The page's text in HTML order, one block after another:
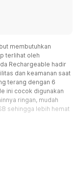
membutuhkan
terlihat oleh
Rechargeable hadir
dan keamanan saat
terang dengan 6
ini cocok digunakan
ringan, mudah
sehingga lebih hemat
LED COB 26